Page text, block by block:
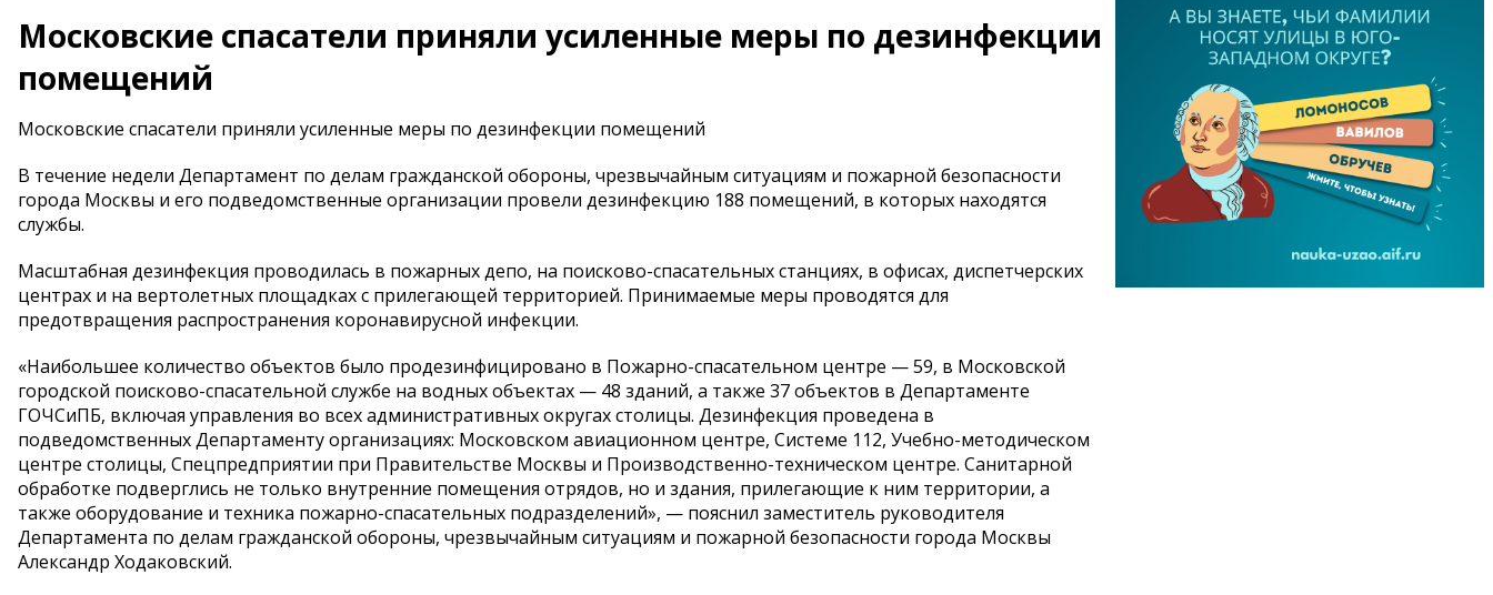
Московские спасатели приняли усиленные меры по дезинфекции
помещений
Московские спасатели приняли усиленные меры по дезинфекции помещений
В течение недели Департамент по делам гражданской обороны, чрезвычайным ситуациям и пожарной безопасности
города Москвы и его подведомственные организации провели дезинфекцию 188 помещений, в которых находятся
службы.
Масштабная дезинфекция проводилась в пожарных депо, на поисково-спасательных станциях, в офисах, диспетчерских
центрах и на вертолетных площадках с прилегающей территорией. Принимаемые меры проводятся для
предотвращения распространения коронавирусной инфекции.
«Наибольшее количество объектов было продезинфицировано в Пожарно-спасательном центре — 59, в Московской
городской поисково-спасательной службе на водных объектах — 48 зданий, а также 37 объектов в Департаменте
ГОЧСиПБ, включая управления во всех административных округах столицы. Дезинфекция проведена в
подведомственных Департаменту организациях: Московском авиационном центре, Системе 112, Учебно-методическом
центре столицы, Спецпредприятии при Правительстве Москвы и Производственно-техническом центре. Санитарной
обработке подверглись не только внутренние помещения отрядов, но и здания, прилегающие к ним территории, а
также оборудование и техника пожарно-спасательных подразделений», — пояснил заместитель руководителя
Департамента по делам гражданской обороны, чрезвычайным ситуациям и пожарной безопасности города Москвы
Александр Ходаковский.